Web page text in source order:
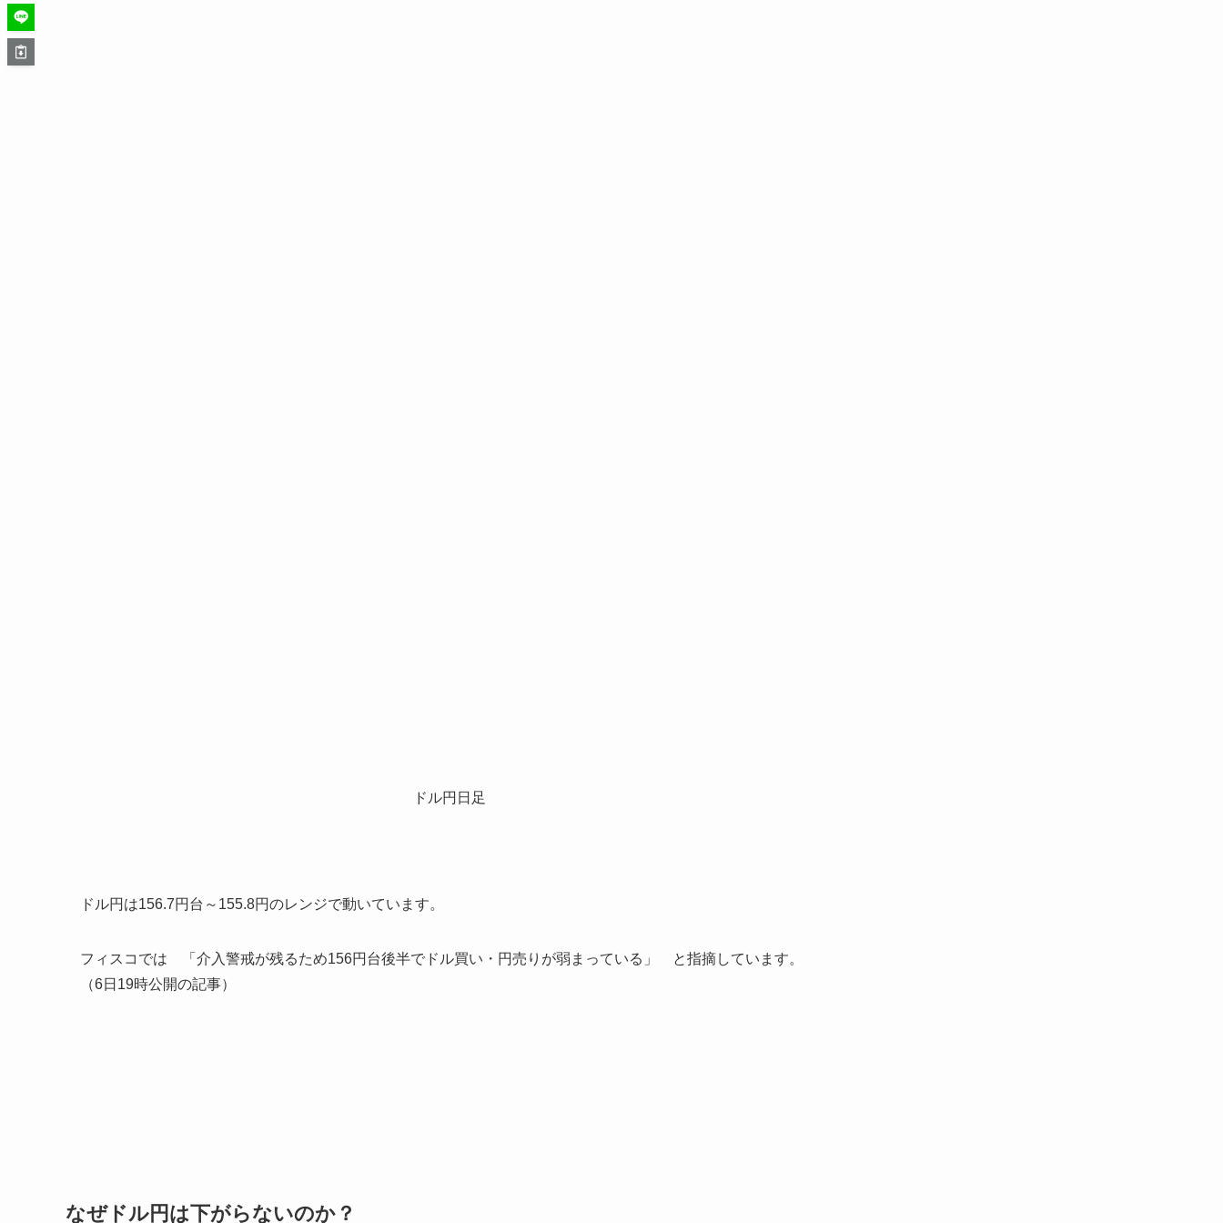
ドル円日足
ドル円は156.7円台～155.8円のレンジで動いています。
フィスコでは 「介入警戒が残るため156円台後半でドル買い・円売りが弱まっている」 と指摘しています。
（6日19時公開の記事）
なぜドル円は下がらないのか？